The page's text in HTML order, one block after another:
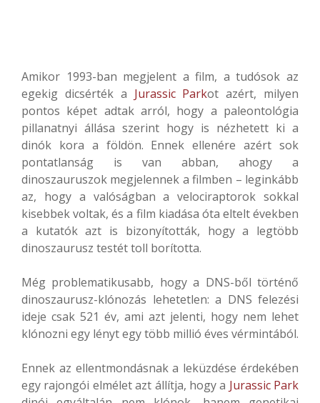
Amikor 1993-ban megjelent a film, a tudósok az
egekig dicsérték a Jurassic Parkot azért, milyen
pontos képet adtak arról, hogy a paleontológia
pillanatnyi állása szerint hogy is nézhetett ki a
dinók kora a földön. Ennek ellenére azért sok
pontatlanság is van abban, ahogy a
dinoszauruszok megjelennek a filmben – leginkább
az, hogy a valóságban a velociraptorok sokkal
kisebbek voltak, és a film kiadása óta eltelt években
a kutatók azt is bizonyították, hogy a legtöbb
dinoszaurusz testét toll borította.
Még problematikusabb, hogy a DNS-ből történő
dinoszaurusz-klónozás lehetetlen: a DNS felezési
ideje csak 521 év, ami azt jelenti, hogy nem lehet
klónozni egy lényt egy több millió éves vérmintából.
Ennek az ellentmondásnak a leküzdése érdekében
egy rajongói elmélet azt állítja, hogy a Jurassic Park